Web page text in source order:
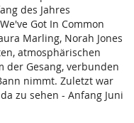
des Jahres
Got In Common
Marling, Norah Jones
atmosphärischen
der Gesang, verbunden
nimmt. Zuletzt war
zu sehen - Anfang Juni